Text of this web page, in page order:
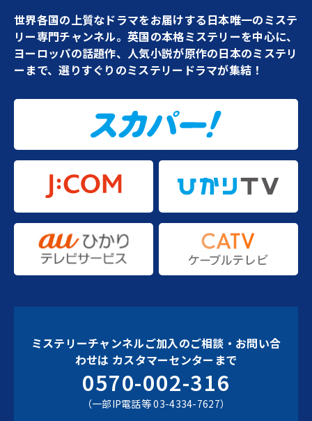
世界各国の上質なドラマをお届けする日本唯一のミステ
リー専門チャンネル。英国の本格ミステリーを中心に、
ヨーロッパの話題作、人気小説が原作の日本のミステリ
ーまで、選りすぐりのミステリードラマが集結！
ミステリーチャンネルご加入のご相談・お問い合
わせは カスタマーセンターまで
0570-002-316
（一部IP電話等 03-4334-7627）